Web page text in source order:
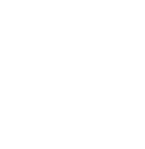
de
de nouveaux